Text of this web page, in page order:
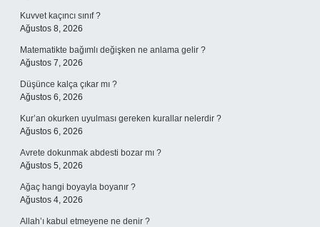
Kuvvet kaçıncı sınıf ?
Ağustos 8, 2026
Matematikte bağımlı değişken ne anlama gelir ?
Ağustos 7, 2026
Düşünce kalça çıkar mı ?
Ağustos 6, 2026
Kur’an okurken uyulması gereken kurallar nelerdir ?
Ağustos 6, 2026
Avrete dokunmak abdesti bozar mı ?
Ağustos 5, 2026
Ağaç hangi boyayla boyanır ?
Ağustos 4, 2026
Allah’ı kabul etmeyene ne denir ?